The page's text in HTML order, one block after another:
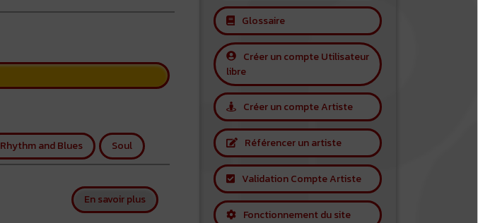
Rhythm and Blues Soul
En savoir plussur Stevie Wonder
Glossaire
Créer un compte Utilisateur
libre
Créer un compte Artiste
Référencer un artiste
Validation Compte Artiste
Fonctionnement du site